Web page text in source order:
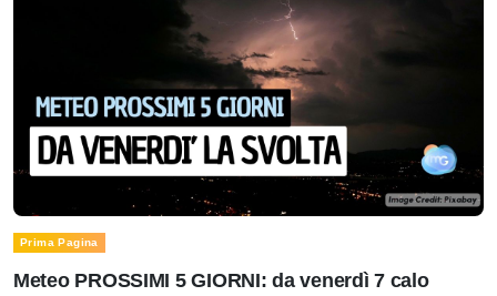
Prima Pagina
Meteo PROSSIMI 5 GIORNI: da venerdì 7 calo